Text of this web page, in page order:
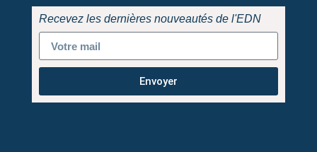
Recevez les dernières nouveautés de l'EDN
Envoyer